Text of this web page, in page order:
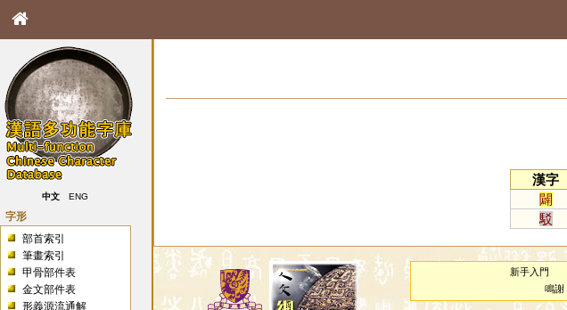
中文 ENG
字形
部首索引
筆畫索引
甲骨部件表
金文部件表
形義源流通解
漢字
闢
駁
新手入門
鳴謝